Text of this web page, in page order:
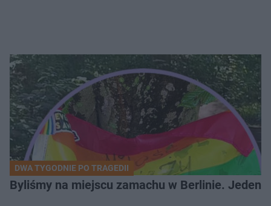
DWA TYGODNIE PO TRAGEDII
Byliśmy na miejscu zamachu w Berlinie. Jeden